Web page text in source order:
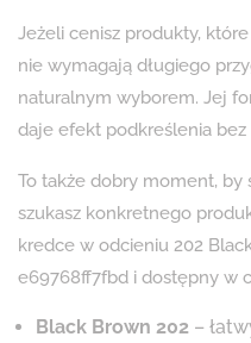
Jeżeli cenisz produkty,
nie wymagają długiego
naturalnym wyborem. Jej
daje efekt podkreślenia bez
To także dobry moment, by
szukasz konkretnego
kredce w odcieniu 202
e69768ff7fbd i dostępny w
Black Brown 202 –